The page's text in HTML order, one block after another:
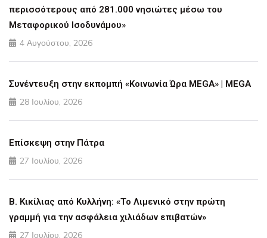
περισσότερους από 281.000 νησιώτες μέσω του
Μεταφορικού Ισοδυνάμου»
4 Αυγούστου, 2026
Συνέντευξη στην εκπομπή «Κοινωνία Ώρα MEGA» | MEGA
28 Ιουλίου, 2026
Επίσκεψη στην Πάτρα
27 Ιουλίου, 2026
Β. Κικίλιας από Κυλλήνη: «Το Λιμενικό στην πρώτη
γραμμή για την ασφάλεια χιλιάδων επιβατών»
27 Ιουλίου, 2026